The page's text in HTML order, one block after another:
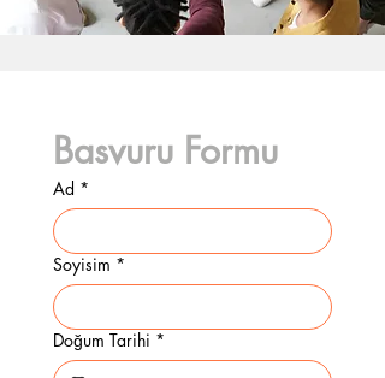
Basvuru Formu
Ad *
Soyisim *
Doğum Tarihi *